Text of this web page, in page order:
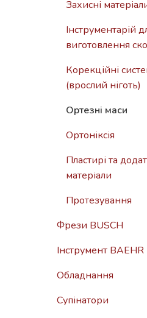
Захисні
Інструментарій
виготовлення
Корекційні
(врослий ніготь)
Ортезні маси
Ортоніксія
Пластирі та
матеріали
Протезування
Фрези BUSCH
Iнструмент BAEHR
Обладнання
Супінатори